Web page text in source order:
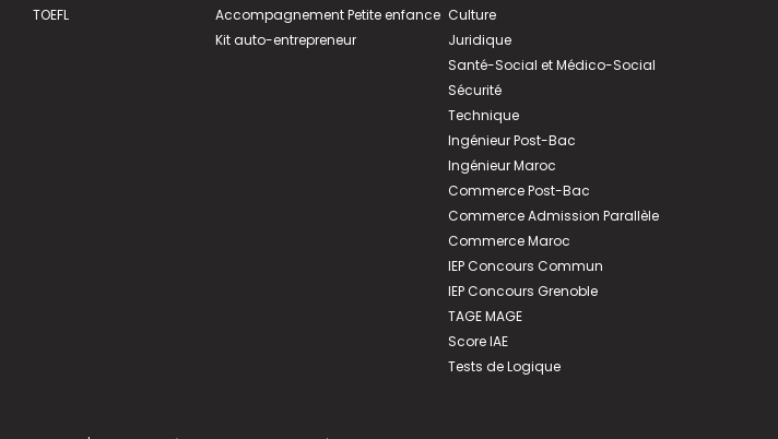
TOEFL
Accompagnement Petite enfance
Kit auto-entrepreneur
Culture
Juridique
Santé-Social et Médico-Social
Sécurité
Technique
Ingénieur Post-Bac
Ingénieur Maroc
Commerce Post-Bac
Commerce Admission Parallèle
Commerce Maroc
IEP Concours Commun
IEP Concours Grenoble
TAGE MAGE
Score IAE
Tests de Logique